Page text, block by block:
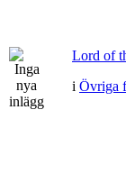
Lord of
i Övriga